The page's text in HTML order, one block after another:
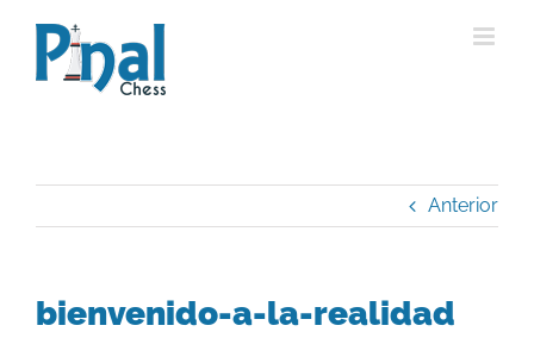
contenido
Anterior
bienvenido-a-la-realidad